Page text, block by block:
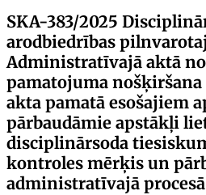
SKA-383/2025
arodbiedrības
Administratīvajā aktā
pamatojuma
akta pamatā esošajiem
pārbaudāmie apstākļi
disciplinārsoda
kontroles mērķis un
administratīvajā procesā